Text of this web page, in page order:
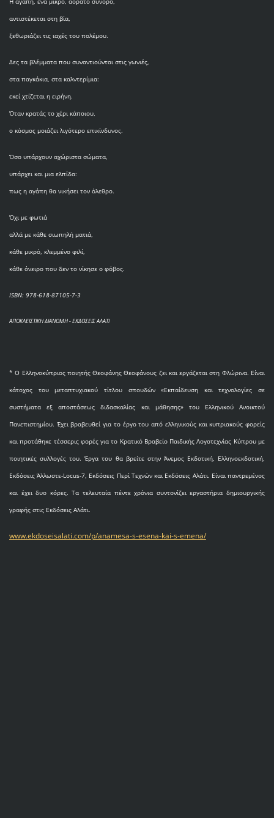
αντιστέκεται στη βία,
ξεθωριάζει τις ιαχές του πολέμου.
Δες τα βλέμματα που συναντιούνται στις γωνιές,
στα παγκάκια, στα καλντερίμια:
εκεί χτίζεται η ειρήνη.
Όταν κρατάς το χέρι κάποιου,
ο κόσμος μοιάζει λιγότερο επικίνδυνος.
Όσο υπάρχουν αχώριστα σώματα,
υπάρχει και μια ελπίδα:
πως η αγάπη θα νικήσει τον όλεθρο.
Όχι με φωτιά
αλλά με κάθε σιωπηλή ματιά,
κάθε μικρό, κλεμμένο φιλί,
κάθε όνειρο που δεν το νίκησε ο φόβος.
ISBN: 978-618-87105-7-3
ΑΠΟΚΛΕΙΣΤΙΚΗ ΔΙΑΝΟΜΗ - ΕΚΔΟΣΕΙΣ ΑΛΑΤΙ
* O Eλληνοκύπριος ποιητής Θεοφάνης Θεοφάνους ζει και εργάζεται στη Φλώρινα. Είναι
κάτοχος του μεταπτυχιακού τίτλου σπουδών «Εκπαίδευση και τεχνολογίες σε
συστήματα εξ αποστάσεως διδασκαλίας και μάθησης» του Ελληνικού Ανοικτού
Πανεπιστημίου. Έχει βραβευθεί για το έργο του από ελληνικούς και κυπριακούς φορείς
και προτάθηκε τέσσερις φορές για το Κρατικό Βραβείο Παιδικής Λογοτεχνίας Κύπρου με
ποιητικές συλλογές του. Έργα του θα βρείτε στην Άνεμος Εκδοτική, Ελληνοεκδοτική,
Εκδόσεις Άλλωστε-Locus-7, Εκδόσεις Περί Τεχνών και Εκδόσεις Αλάτι. Είναι παντρεμένος
και έχει δυο κόρες. Τα τελευταία πέντε χρόνια συντονίζει εργαστήρια δημιουργικής
γραφής στις Εκδόσεις Αλάτι.
www.ekdoseisalati.com/p/anamesa-s-esena-kai-s-emena/